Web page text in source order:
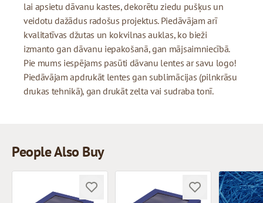
lai apsietu dāvanu kastes, dekorētu ziedu pušķus un
veidotu dažādus radošus projektus. Piedāvājam arī
kvalitatīvas džutas un kokvilnas auklas, ko bieži
izmanto gan dāvanu iepakošanā, gan mājsaimniecībā.
Pie mums iespējams pasūti dāvanu lentes ar savu logo!
Piedāvājam apdrukāt lentes gan sublimācijas (pilnkrāsu
drukas tehnikā), gan drukāt zelta vai sudraba tonī.
People Also Buy